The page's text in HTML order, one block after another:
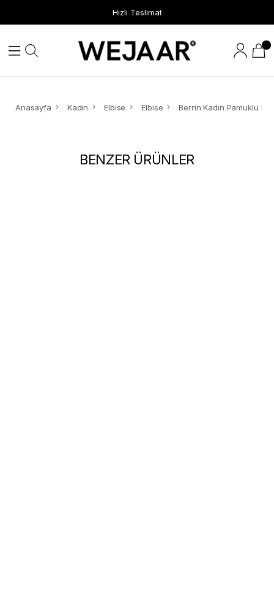
Hızlı Teslimat
Anasayfa Kadın Elbise Elbise
BENZER ÜRÜNLER